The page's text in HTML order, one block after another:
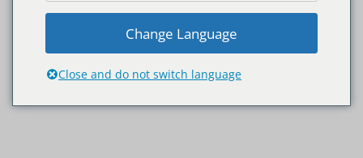
LED TAFEL
LAMPJES
Change Language
Close and do not switch language